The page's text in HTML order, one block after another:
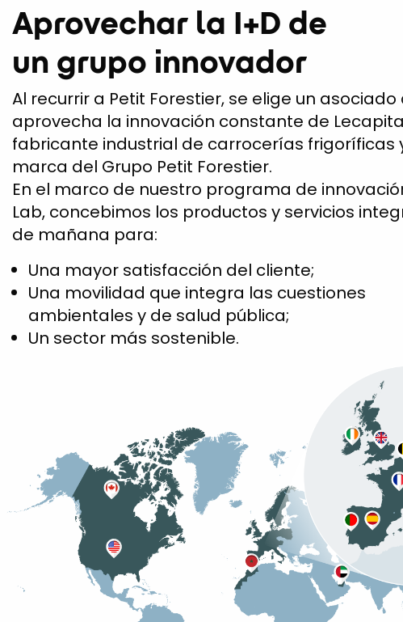
Aprovechar la I+D de
un grupo innovador
Al recurrir a Petit Forestier, se elige un asociado
aprovecha la innovación constante de
fabricante industrial de carrocerías frigoríficas
marca del Grupo Petit Forestier.
En el marco de nuestro programa de
Lab, concebimos los productos y servicios
de mañana para:
Una mayor satisfacción del cliente;
Una movilidad que integra las cuestiones
ambientales y de salud pública;
Un sector más sostenible.